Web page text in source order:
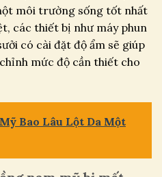
môi trường sống tốt nhất
các thiết bị như máy phun
có cài đặt độ ẩm sẽ giúp
mức độ cần thiết cho
Bao Lâu Lột Da Một